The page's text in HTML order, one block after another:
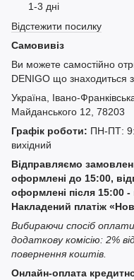
1-3 дні
Відстежити посилку
Самовивіз
Ви можете самостійно
DENIGO що знаходиться
Україна, Івано-
Майданського 12, 78203
Графік роботи: ПН-ПТ:
вихідний
Відправляємо
оформлені до 15:00,
оформлені після 15:00 -
Накладений платіж
Вибираючи спосіб
додаткову комісію: 2%
повернення коштів.
Онлайн-оплата